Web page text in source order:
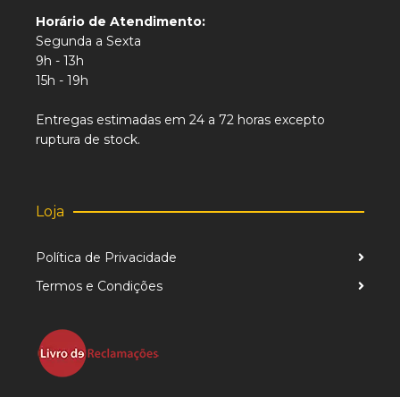
Horário de Atendimento:
Segunda a Sexta
9h - 13h
15h - 19h
Entregas estimadas em 24 a 72 horas excepto
ruptura de stock.
Loja
Política de Privacidade
Termos e Condições